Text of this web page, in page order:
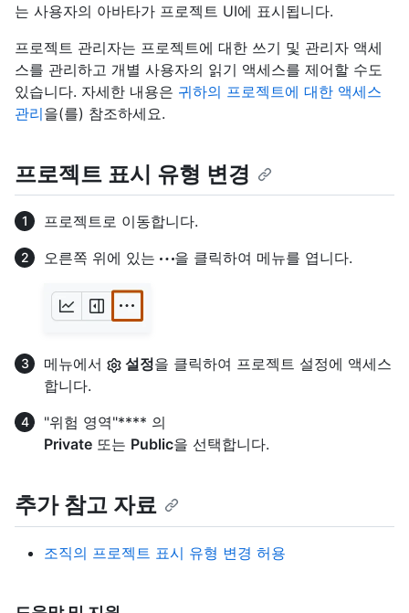
는 사용자의 아바타가 프로젝트 UI에 표시됩니다.
프로젝트 관리자는 프로젝트에 대한 쓰기 및 관리자 액세
스를 관리하고 개별 사용자의 읽기 액세스를 제어할 수도
있습니다. 자세한 내용은 귀하의 프로젝트에 대한 액세스
관리을(를) 참조하세요.
프로젝트 표시 유형 변경
프로젝트로 이동합니다.
오른쪽 위에 있는
을 클릭하여 메뉴를 엽니다.
메뉴에서 설정을 클릭하여 프로젝트 설정에 액세스
합니다.
"위험 영역"**** 의
Private 또는 Public을 선택합니다.
추가 참고 자료
조직의 프로젝트 표시 유형 변경 허용